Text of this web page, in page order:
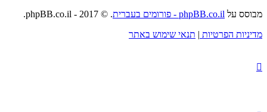
מבוסס על phpBB.co.il - פורומים בעברית
. © 2017 - phpBB.co.il.
מדיניות הפרטיות | תנאי שימוש באתר